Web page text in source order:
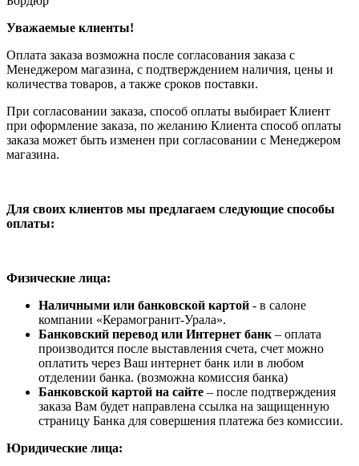
Уважаемые клиенты!
Оплата заказа возможна после согласования заказа с
Менеджером магазина, с подтверждением наличия, цены и
количества товаров, а также сроков поставки.
При согласовании заказа, способ оплаты выбирает Клиент
при оформление заказа, по желанию Клиента способ оплаты
заказа может быть изменен при согласовании с Менеджером
магазина.
Для своих клиентов мы предлагаем следующие способы
оплаты:
Физические лица:
Наличными или банковской картой - в салоне
компании «Керамогранит-Урала».
Банковский перевод или Интернет банк – оплата
производится после выставления счета, счет можно
оплатить через Ваш интернет банк или в любом
отделении банка. (возможна комиссия банка)
Банковской картой на сайте – после подтверждения
заказа Вам будет направлена ссылка на защищенную
страницу Банка для совершения платежа без комиссии.
Юридические лица: